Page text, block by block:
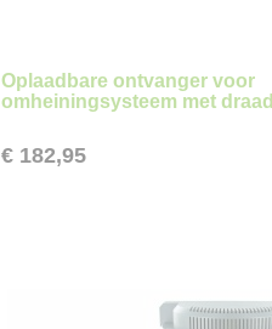
Oplaadbare ontvanger voor
omheiningsysteem met draad
€ 182,95